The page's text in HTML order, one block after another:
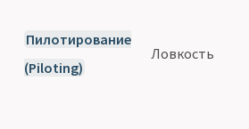
Пилотирование
(Piloting)
Ловкость